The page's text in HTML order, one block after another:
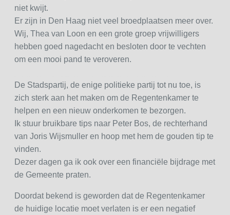
niet kwijt.
Er zijn in Den Haag niet veel broedplaatsen meer over.
Wij, Thea van Loon en een grote groep vrijwilligers
hebben goed nagedacht en besloten door te vechten
om een mooi pand te veroveren.
De Stadspartij, de enige politieke partij tot nu toe, is
zich sterk aan het maken om de Regentenkamer te
helpen en een nieuw onderkomen te bezorgen.
Ik stuur bruikbare tips naar Peter Bos, de rechterhand
van Joris Wijsmuller en hoop met hem de gouden tip te
vinden.
Dezer dagen ga ik ook over een financiële bijdrage met
de Gemeente praten.
Doordat bekend is geworden dat de Regentenkamer
de huidige locatie moet verlaten is er een negatief